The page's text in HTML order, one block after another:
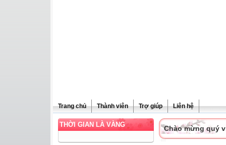
Trang chủ Thành viên Trợ giúp Liên hệ
THỜI GIAN LÀ VÀNG Chào mừng quý